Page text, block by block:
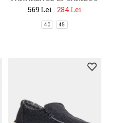
569 Lei 284 Lei
40 45